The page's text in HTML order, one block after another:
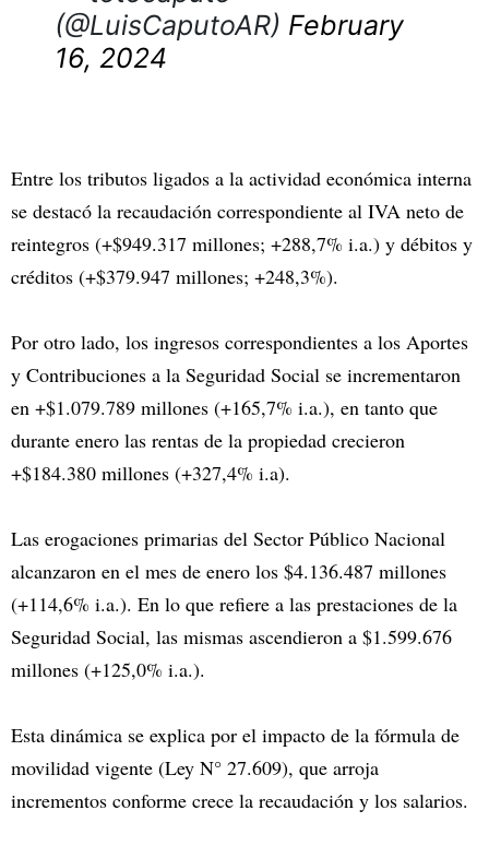
(@LuisCaputoAR) February
16, 2024
Entre los tributos ligados a la actividad económica interna
se destacó la recaudación correspondiente al IVA neto de
reintegros (+$949.317 millones; +288,7% i.a.) y débitos y
créditos (+$379.947 millones; +248,3%).
Por otro lado, los ingresos correspondientes a los Aportes
y Contribuciones a la Seguridad Social se incrementaron
en +$1.079.789 millones (+165,7% i.a.), en tanto que
durante enero las rentas de la propiedad crecieron
+$184.380 millones (+327,4% i.a).
Las erogaciones primarias del Sector Público Nacional
alcanzaron en el mes de enero los $4.136.487 millones
(+114,6% i.a.). En lo que refiere a las prestaciones de la
Seguridad Social, las mismas ascendieron a $1.599.676
millones (+125,0% i.a.).
Esta dinámica se explica por el impacto de la fórmula de
movilidad vigente (Ley N° 27.609), que arroja
incrementos conforme crece la recaudación y los salarios.